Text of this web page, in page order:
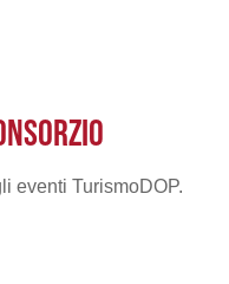
eventi TurismoDOP.